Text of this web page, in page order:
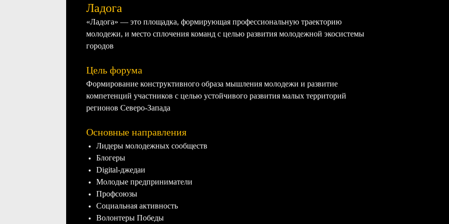
Ладога
«Ладога» — это площадка, формирующая профессиональную траекторию
молодежи, и место сплочения команд с целью развития молодежной экосистемы
городов
Цель форума
Формирование конструктивного образа мышления молодежи и развитие
компетенций участников с целью устойчивого развития малых территорий
регионов Северо-Запада
Основные направления
Лидеры молодежных сообществ
Блогеры
Digital-джедаи
Молодые предприниматели
Профсоюзы
Социальная активность
Волонтеры Победы